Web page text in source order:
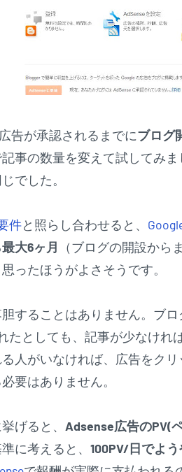
告が承認されるまでにブログ
事の数量を変えて試してみ
でした。
件と照らし合わせると、
大6ヶ月 （ブログの開設から
ったほうがよさそうです。
することはありません。ブロ
たとしても、記事が少なけれ
人がいなければ、広告をク
要はありません。
げると、 Adsense広告のPV(
に考えると、 100PV/日でよ